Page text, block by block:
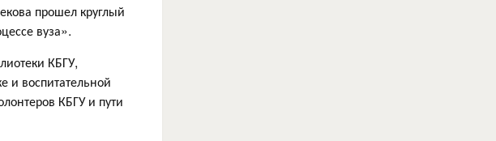
прошел круглый
вуза».
КБГУ,
и воспитательной
КБГУ и пути